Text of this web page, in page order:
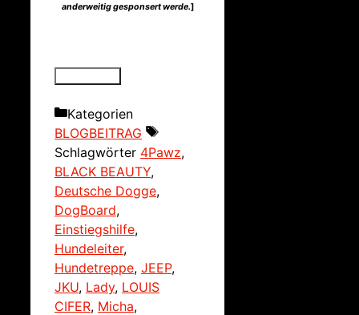
anderweitig gesponsert werde.]
Kategorien
BLOGBEITRAG
Schlagwörter 4Pawz,
BLACK BEAUTY,
Deutsche Dogge,
DogBoard,
Einstiegshilfe,
Hundeleiter,
Hundetreppe, JEEP,
JKU, Lady, LOUIS
CIFER, Micha,